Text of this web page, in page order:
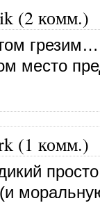
(2 комм.)
место
(1 комм.)